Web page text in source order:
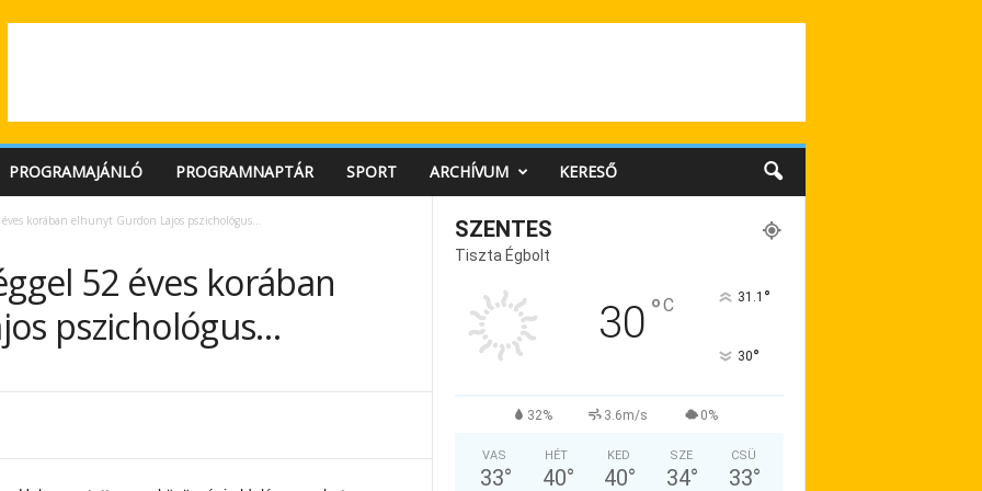
PROGRAMAJÁNLÓ PROGRAMNAPTÁR SPORT ARCHÍVUM KERESŐ
korában elhunyt Gurdon Lajos pszichológus…
52 éves korában
pszichológus…
SZENTES
Tiszta Égbolt
30 °C 31.1 °
30°
32% 3.6m/s 0%
VAS
33°
HÉT
40°
KED
40°
SZE
34°
CSÜ
33°